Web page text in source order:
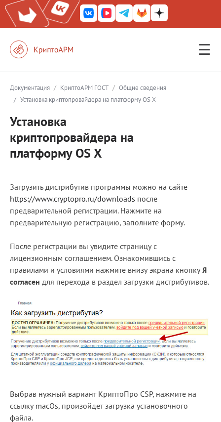
☰
КриптоАРМ
КриптоАРМ Server
КриптоАРМ Mobile
КриптоАРМ для 1С-Битрикс
Решения
Документация
Получить КЭП
Документация / КриптоАРМ ГОСТ / Общие сведения
/ Установка криптопровайдера на платформу OS X
Установка
криптопровайдера на
платформу OS X
Загрузить дистрибутив программы можно на сайте
https://www.cryptopro.ru/downloads после
предварительной регистрации. Нажмите на
предварительную регистрацию, заполните форму.
После регистрации вы увидите страницу с
лицензионным соглашением. Ознакомившись с
правилами и условиями нажмите внизу экрана кнопкуЯ
согласен для перехода в раздел загрузки дистрибутивов.
Выбрав нужный вариант КриптоПро CSP, нажмите на
ссылку macOs, произойдет загрузка установочного
файла.